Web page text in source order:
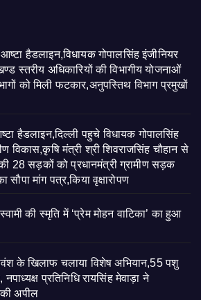
हैडलाइन,विधायक गोपालसिंह इंजीनियर
स्तरीय अधिकारियों की विभागीय योजनाओं
को मिली फटकार,अनुपस्तिथ विभाग प्रमुखों
हैडलाइन,दिल्ली पहुचे विधायक गोपालसिंह
विकास,कृषि मंत्री श्री शिवराजसिंह चौहान से
28 सड़कों को प्रधानमंत्री ग्रामीण सड़क
सौपा मांग पत्र,किया वृक्षारोपण
की स्मृति में ‘प्रेम मोहन वाटिका’ का हुआ
के खिलाफ चलाया विशेष अभियान,55 पशु
प्रतिनिधि रायसिंह मेवाड़ा ने
अपील